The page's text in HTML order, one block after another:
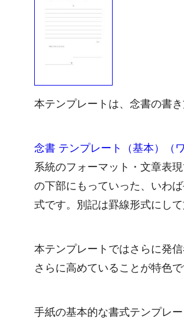
本テンプレートは、念書の書き
念書 テンプレート（基本）（
系統のフォーマット・文章表
の下部にもっていった、いわ
式です。別記は罫線形式にし
本テンプレートではさらに発
さらに高めていることが特色で
手紙の基本的な書式テンプレ